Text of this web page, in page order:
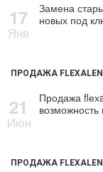
17
Янв
Замена
новых под
ПРОДАЖА
21
Июн
Продажа
ПРОДАЖА